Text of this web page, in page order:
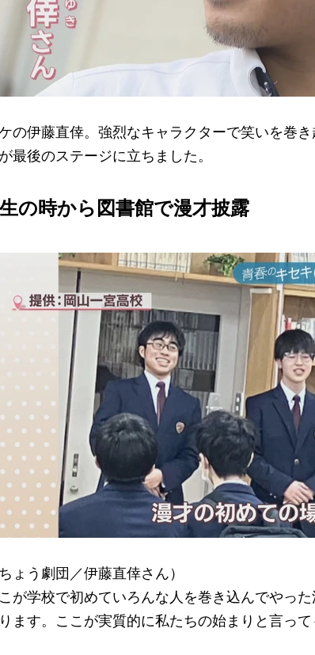
の伊藤直倖。強烈なキャラクターで笑いを巻
最後のステージに立ちました。
の時から図書館で漫才披露
ちょう劇団／伊藤直倖さん）
こが学校で初めていろんな人を巻き込んでやっ
ます。ここが実質的に私たちの始まりと言って